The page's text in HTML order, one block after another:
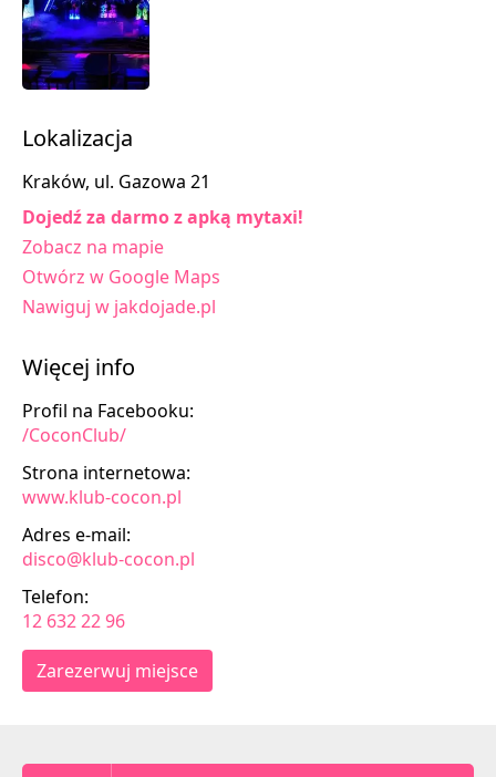
Lokalizacja
Kraków, ul. Gazowa 21
Dojedź za darmo z apką mytaxi!
Zobacz na mapie
Otwórz w Google Maps
Nawiguj w jakdojade.pl
Więcej info
Profil na Facebooku:
/CoconClub/
Strona internetowa:
www.klub-cocon.pl
Adres e-mail:
disco@klub-cocon.pl
Telefon:
12 632 22 96
Zarezerwuj miejsce